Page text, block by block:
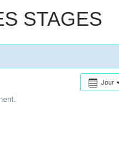
STAGES
Jour